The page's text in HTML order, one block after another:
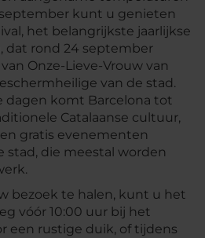
kunt u genieten
het belangrijkste jaarlijkse
dat rond 24 september
Onze-Lieve-Vrouw van
van de stad.
dagen komt Barcelona tot
Catalaanse cultuur,
gratis evenementen
stad, die meestal worden
bezoek te halen, kunt u het
vóór 10:00 uur bij het
een rustige duik, of tijdens